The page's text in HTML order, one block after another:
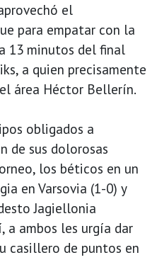
el
para empatar con la
13 minutos del final
a quien precisamente
área Héctor Bellerín.
obligados a
de sus dolorosas
los béticos en un
en Varsovia (1-0) y
Jagiellonia
a ambos les urgía dar
casillero de puntos en